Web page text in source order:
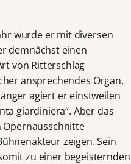
wurde er mit diversen
demnächst einen
von Ritterschlag
ansprechendes Organ,
agiert er einstweilen
giardiniera“. Aber das
Opernausschnitte
zeigen. Sein
zu einer begeisternden